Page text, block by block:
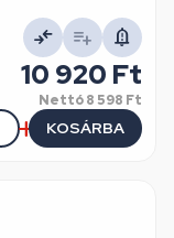
10 920 Ft
Nettó8 598 Ft
KOSÁRBA